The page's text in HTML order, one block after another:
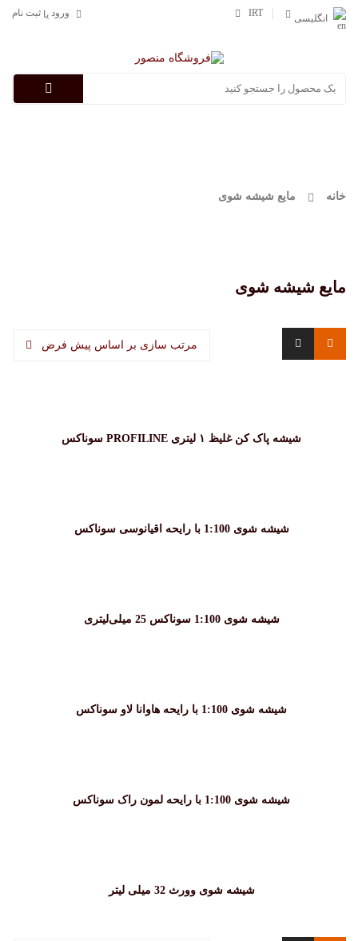
انگلیسی
IRT ورود یا ثبت نام
خانه مایع شیشه شوی
مایع شیشه شوی
مرتب سازی بر اساس پیش فرض
شیشه پاک کن غلیظ ۱ لیتری PROFILINE سوناکس
شیشه شوی 1:100 با رایحه اقیانوسی سوناکس
شیشه شوی 1:100 سوناکس 25 میلی‌لیتری
شیشه شوی 1:100 با رایحه هاوانا لاو سوناکس
شیشه شوی 1:100 با رایحه لمون راک سوناکس
شیشه شوی وورث 32 میلی لیتر